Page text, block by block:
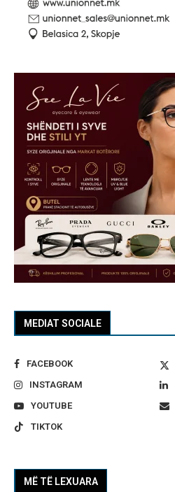
MEDIAT SOCIALE
FACEBOOK
INSTAGRAM
YOUTUBE
TIKTOK
MË TË LEXUARA